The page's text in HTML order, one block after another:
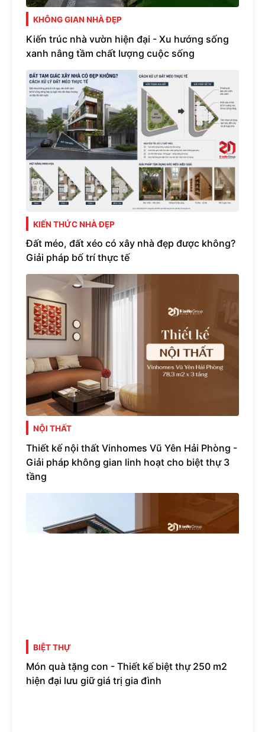
KHÔNG GIAN NHÀ ĐẸP
Kiến trúc nhà vườn hiện đại - Xu hướng sống
xanh nâng tầm chất lượng cuộc sống
KIẾN THỨC NHÀ ĐẸP
Đất méo, đất xéo có xây nhà đẹp được không?
Giải pháp bố trí thực tế
NỘI THẤT
Thiết kế nội thất Vinhomes Vũ Yên Hải Phòng -
Giải pháp không gian linh hoạt cho biệt thự 3
tầng
BIỆT THỰ
Món quà tặng con - Thiết kế biệt thự 250 m2
hiện đại lưu giữ giá trị gia đình